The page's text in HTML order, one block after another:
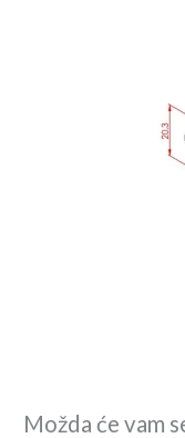
Možda će vam